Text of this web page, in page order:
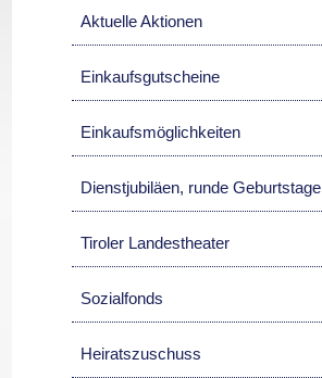
Aktuelle Aktionen
Einkaufsgutscheine
Einkaufsmöglichkeiten
Dienstjubiläen, runde Geburtstage
Tiroler Landestheater
Sozialfonds
Heiratszuschuss